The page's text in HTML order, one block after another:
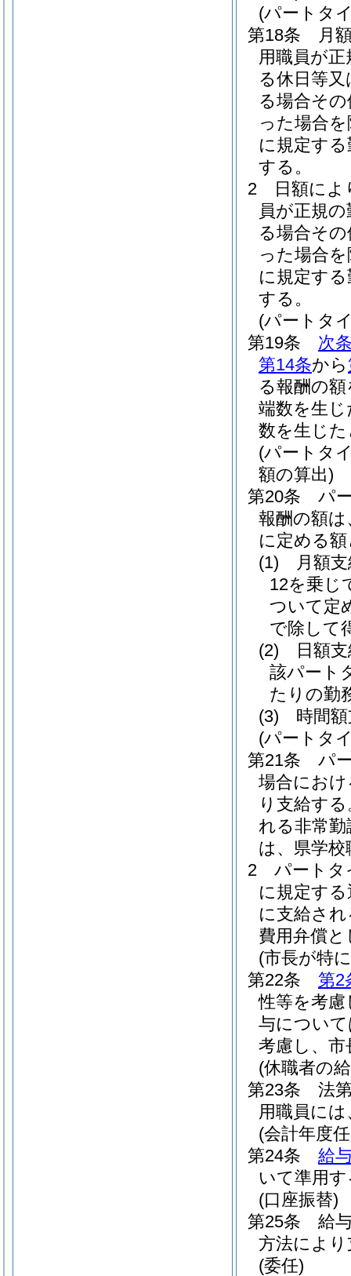
(パートタ
第18条
月
用職員が
る休日等
る場合そ
った場合
に規定す
する。
2
日額に
員が正規
る場合そ
った場合
に規定す
する。
(パートタ
第19条
次
第14条から
る報酬の
端数を生
数を生じ
(パートタ
額の算出)
第20条
パ
報酬の額は
に定める
(1)
月額
12を乗じ
ついて定
で除して
(2)
日額
該パート
たりの勤
(3)
時間
(パートタ
第21条
パ
場合にお
り支給する
れる非常勤
は、県学
2
パートタ
に規定す
に支給さ
費用弁償
(市長が特
第22条
第2
性等を考
与につい
考慮し、
(休職者の
第23条
法
用職員に
(会計年度
第24条
給
いて準用
(口座振替)
第25条
給
方法によ
(委任)